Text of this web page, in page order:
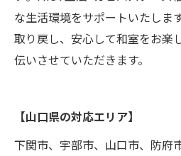
な生活環境をサポートいたしま
取り戻し、安心して和室をお楽
伝いさせていただきます。
【山口県の対応エリア】
下関市、宇部市、山口市、防府